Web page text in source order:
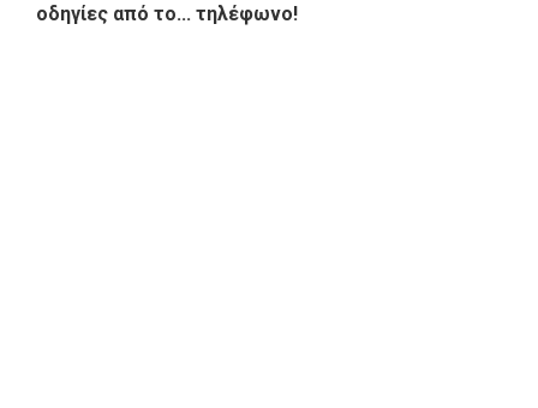
οδηγίες από το... τηλέφωνο!